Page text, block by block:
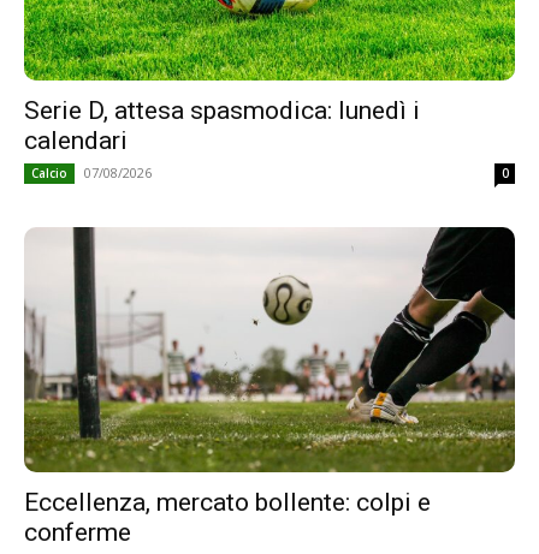
Serie D, attesa spasmodica: lunedì i
calendari
Calcio 07/08/2026 0
Eccellenza, mercato bollente: colpi e
conferme